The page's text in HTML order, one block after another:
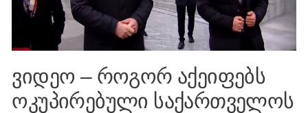
ვიდეო – როგორ აქეიფებს
ოკუპირებული საქართველოს